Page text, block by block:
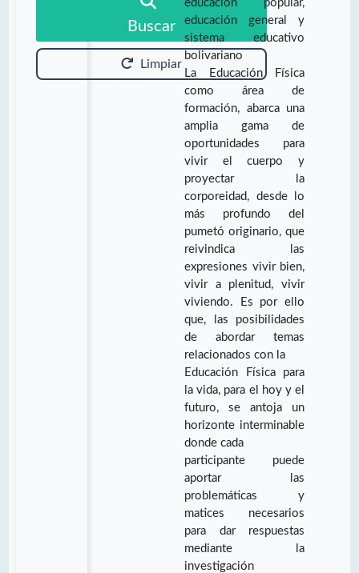
Buscar
Limpiar
educación popular,
educación general y
sistema educativo
bolivariano
La Educación Física
como área de
formación, abarca una
amplia gama de
oportunidades para
vivir el cuerpo y
proyectar la
corporeidad, desde lo
más profundo del
pumetó originario, que
reivindica las
expresiones vivir bien,
vivir a plenitud, vivir
viviendo. Es por ello
que, las posibilidades
de abordar temas
relacionados con la
Educación Física para
la vida, para el hoy y el
futuro, se antoja un
horizonte interminable
donde cada
participante puede
aportar las
problemáticas y
matices necesarios
para dar respuestas
mediante la
investigación